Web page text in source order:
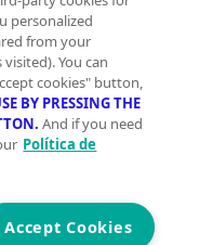
personalized
from your
You can
cookies" button,
BY PRESSING THE
And if you need
Política de
Accept Cookies